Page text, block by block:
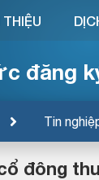
đăng
Tin
đông